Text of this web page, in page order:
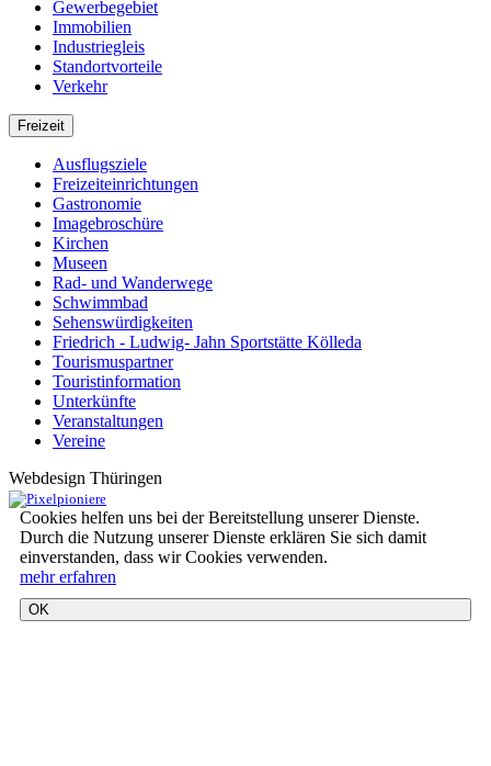
Gewerbegebiet
Immobilien
Industriegleis
Standortvorteile
Verkehr
Freizeit
Ausflugsziele
Freizeiteinrichtungen
Gastronomie
Imagebroschüre
Kirchen
Museen
Rad- und Wanderwege
Schwimmbad
Sehenswürdigkeiten
Friedrich - Ludwig- Jahn Sportstätte Kölleda
Tourismuspartner
Touristinformation
Unterkünfte
Veranstaltungen
Vereine
Webdesign Thüringen
Cookies helfen uns bei der Bereitstellung unserer Dienste.
Durch die Nutzung unserer Dienste erklären Sie sich damit
einverstanden, dass wir Cookies verwenden.
mehr erfahren
OK